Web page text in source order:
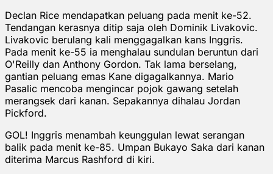
Declan Rice mendapatkan peluang pada menit ke-52.
Tendangan kerasnya ditip saja oleh Dominik Livakovic.
Livakovic berulang kali menggagalkan kans Inggris.
Pada menit ke-55 ia menghalau sundulan beruntun dari
O'Reilly dan Anthony Gordon. Tak lama berselang,
gantian peluang emas Kane digagalkannya. Mario
Pasalic mencoba mengincar pojok gawang setelah
merangsek dari kanan. Sepakannya dihalau Jordan
Pickford.
GOL! Inggris menambah keunggulan lewat serangan
balik pada menit ke-85. Umpan Bukayo Saka dari kanan
diterima Marcus Rashford di kiri.